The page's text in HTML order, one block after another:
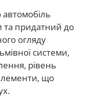
та придатний до
огляду
системи,
рівень
що